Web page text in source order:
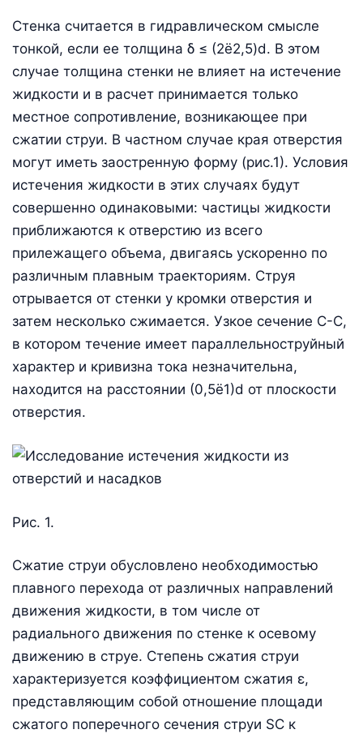
Стенка считается в гидравлическом смысле
тонкой, если ее толщина δ ≤ (2ё2,5)d. В этом
случае толщина стенки не влияет на истечение
жидкости и в расчет принимается только
местное сопротивление, возникающее при
сжатии струи. В частном случае края отверстия
могут иметь заостренную форму (рис.1). Условия
истечения жидкости в этих случаях будут
совершенно одинаковыми: частицы жидкости
приближаются к отверстию из всего
прилежащего объема, двигаясь ускоренно по
различным плавным траекториям. Струя
отрывается от стенки у кромки отверстия и
затем несколько сжимается. Узкое сечение С-С,
в котором течение имеет параллельноструйный
характер и кривизна тока незначительна,
находится на расстоянии (0,5ё1)d от плоскости
отверстия.
Рис. 1.
Сжатие струи обусловлено необходимостью
плавного перехода от различных направлений
движения жидкости, в том числе от
радиального движения по стенке к осевому
движению в струе. Степень сжатия струи
характеризуется коэффициентом сжатия ε,
представляющим собой отношение площади
сжатого поперечного сечения струи SС к